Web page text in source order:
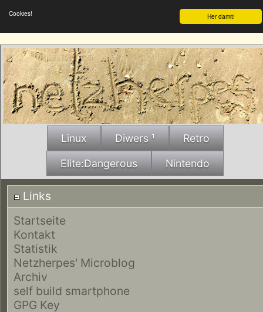
Her damit!
Cookies!
Linux Diwers ¹ Retro
Elite:Dangerous Nintendo
Links
Startseite
Kontakt
Statistik
Netzherpes' Microblog
Archiv
self build smartphone
GPG Key